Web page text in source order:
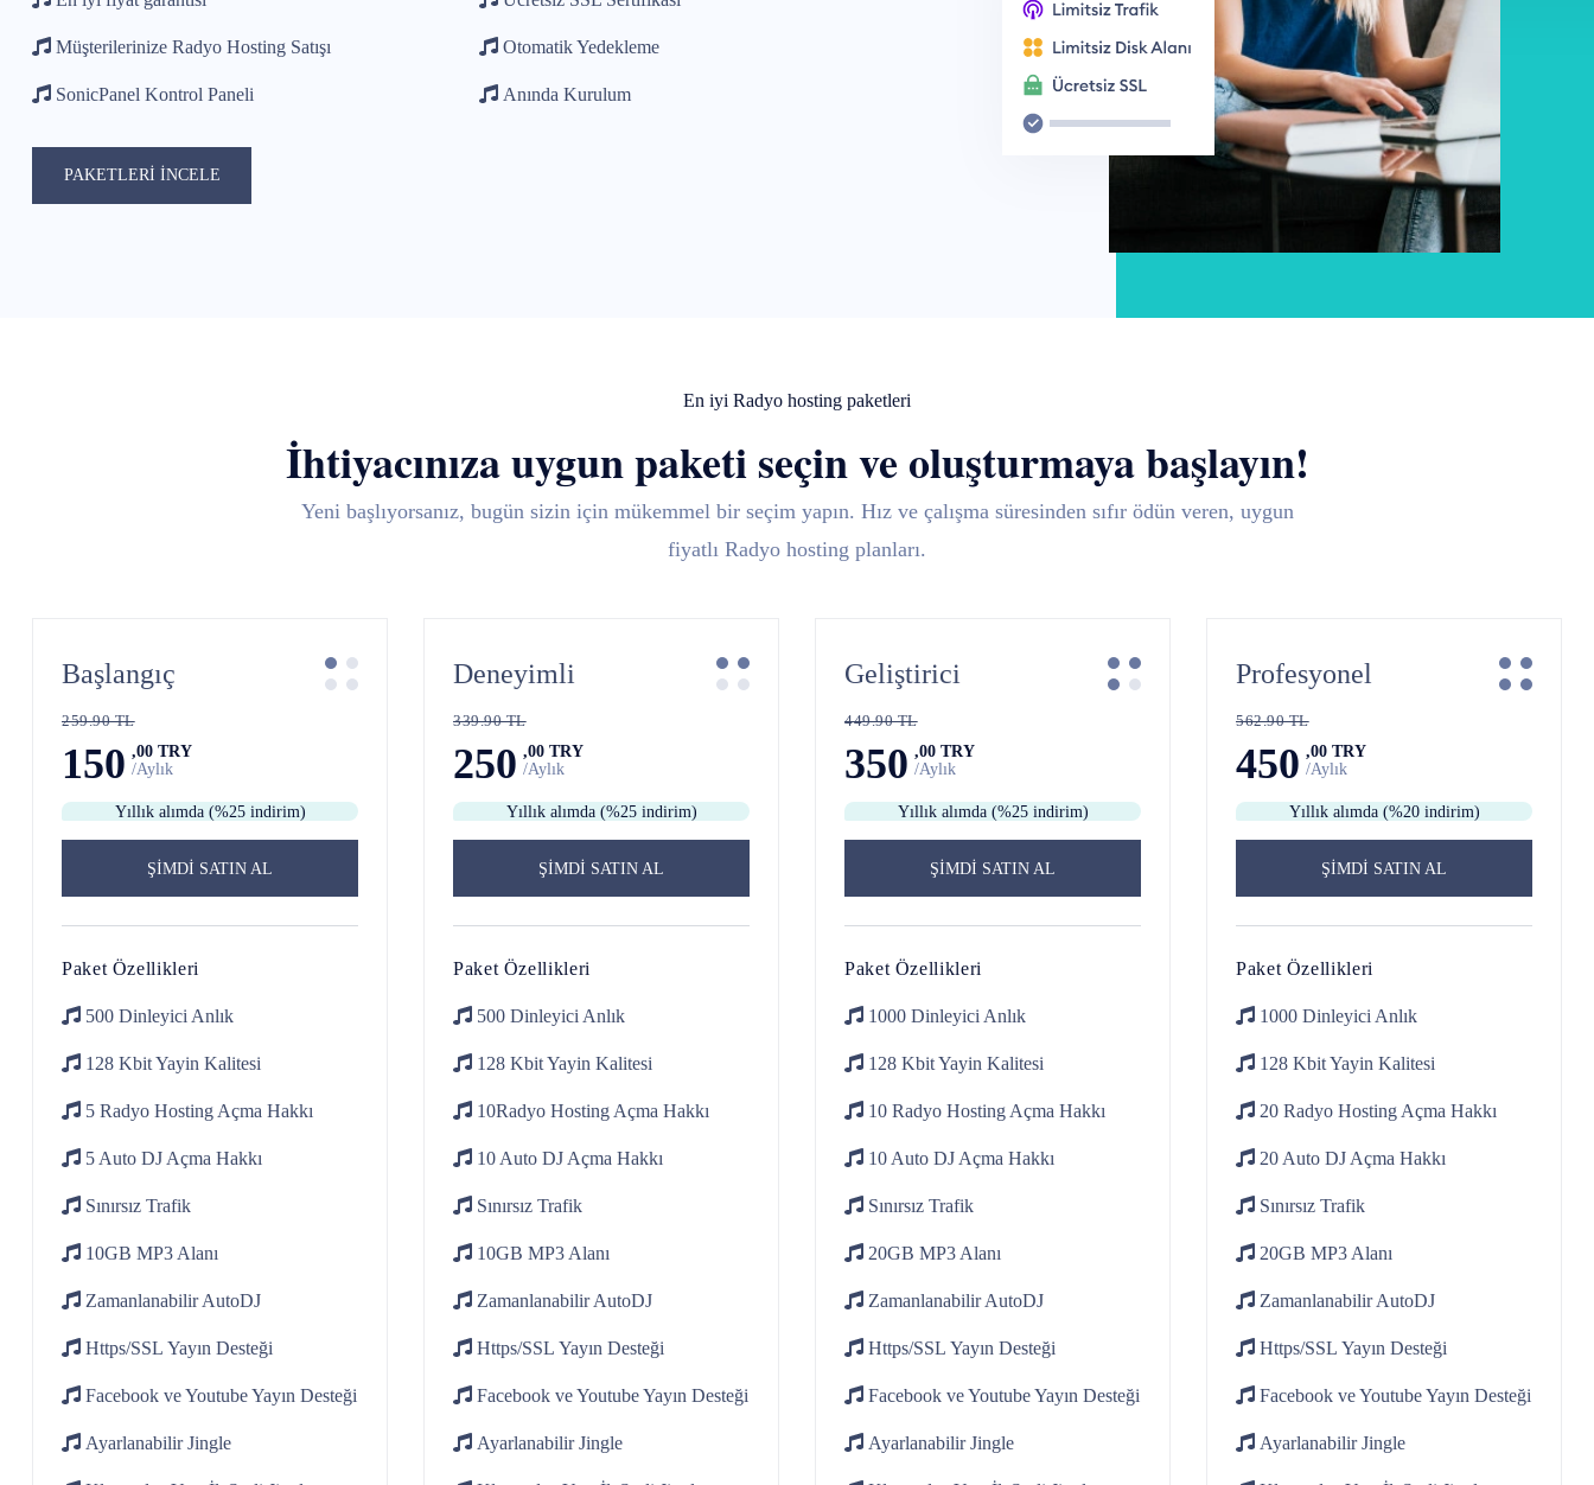
Müşterilerinize Radyo Hosting Satışı
SonicPanel Kontrol Paneli
Otomatik Yedekleme
Anında Kurulum
PAKETLERİ İNCELE
En iyi Radyo hosting paketleri
İhtiyacınıza uygun paketi seçin ve oluşturmaya başlayın!
Yeni başlıyorsanız, bugün sizin için mükemmel bir seçim yapın. Hız ve çalışma süresinden sıfır ödün veren, uygun
fiyatlı Radyo hosting planları.
Başlangıç
259.90 TL
150 ,00 TRY
/Aylık
Yıllık alımda (%25 indirim)
ŞİMDİ SATIN AL
Paket Özellikleri
500 Dinleyici Anlık
128 KbitYayin Kalitesi
5 Radyo Hosting Açma Hakkı
5 Auto DJ Açma Hakkı
Sınırsız Trafik
10GB MP3 Alanı
ZamanlanabilirAutoDJ
Https/SSL Yayın Desteği
Facebook ve YoutubeYayın Desteği
AyarlanabilirJingle
Deneyimli
339.90 TL
250 ,00 TRY
/Aylık
Yıllık alımda (%25 indirim)
ŞİMDİ SATIN AL
Paket Özellikleri
500 Dinleyici Anlık
128 KbitYayin Kalitesi
10Radyo Hosting Açma Hakkı
10 Auto DJ Açma Hakkı
Sınırsız Trafik
10GB MP3 Alanı
ZamanlanabilirAutoDJ
Https/SSL Yayın Desteği
Facebook ve YoutubeYayın Desteği
AyarlanabilirJingle
Geliştirici
449.90 TL
350 ,00 TRY
/Aylık
Yıllık alımda (%25 indirim)
ŞİMDİ SATIN AL
Paket Özellikleri
1000 Dinleyici Anlık
128 KbitYayin Kalitesi
10 Radyo Hosting Açma Hakkı
10 Auto DJ Açma Hakkı
Sınırsız Trafik
20GB MP3 Alanı
ZamanlanabilirAutoDJ
Https/SSL Yayın Desteği
Facebook ve YoutubeYayın Desteği
AyarlanabilirJingle
Profesyonel
562.90 TL
450 ,00 TRY
/Aylık
Yıllık alımda (%20 indirim)
ŞİMDİ SATIN AL
Paket Özellikleri
1000 Dinleyici Anlık
128 KbitYayin Kalitesi
20 Radyo Hosting Açma Hakkı
20 Auto DJ Açma Hakkı
Sınırsız Trafik
20GB MP3 Alanı
ZamanlanabilirAutoDJ
Https/SSL Yayın Desteği
Facebook ve YoutubeYayın Desteği
AyarlanabilirJingle